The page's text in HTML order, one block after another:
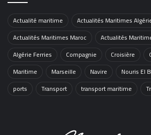
Actualité maritime
Actualités Maritimes
Actualités Maritimes Maroc
Actualités
Algérie Ferries
Compagnie Croisière
Maritime
Marseille Navire Nouris El
ports
Transport transport maritime